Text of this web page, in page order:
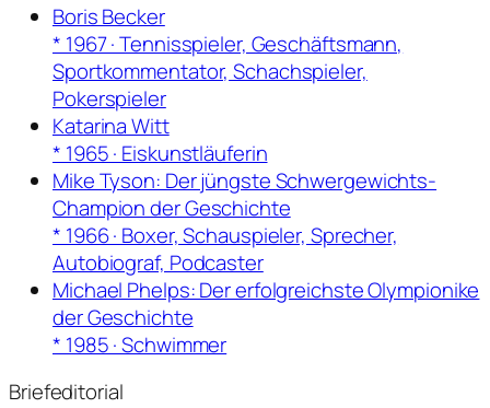
Boris Becker
* 1967 · Tennisspieler, Geschäftsmann,
Sportkommentator, Schachspieler,
Pokerspieler
Katarina Witt
* 1965 · Eiskunstläuferin
Mike Tyson: Der jüngste Schwergewichts-
Champion der Geschichte
* 1966 · Boxer, Schauspieler, Sprecher,
Autobiograf, Podcaster
Michael Phelps: Der erfolgreichste Olympionike
der Geschichte
* 1985 · Schwimmer
Briefeditorial